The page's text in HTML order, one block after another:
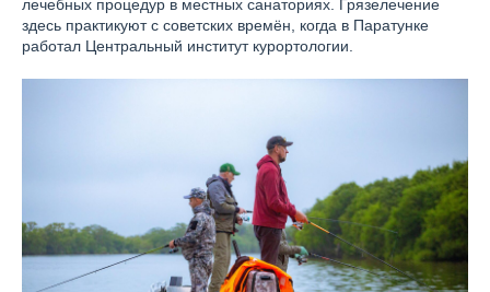
лечебных процедур в местных санаториях. Грязелечение
здесь практикуют с советских времён, когда в Паратунке
работал Центральный институт курортологии.